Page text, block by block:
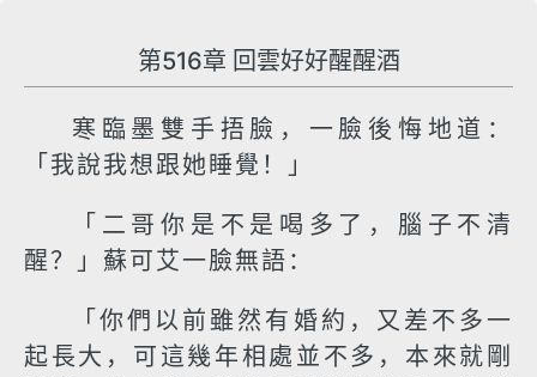
第516章 回雲好好醒醒酒
寒臨墨雙手捂臉，一臉後悔地道：
「我說我想跟她睡覺！」
「二哥你是不是喝多了，腦子不清
醒？」蘇可艾一臉無語：
「你們以前雖然有婚約，又差不多一
起長大，可這幾年相處並不多，本來就剛